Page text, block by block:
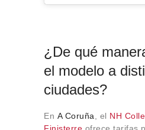
¿De qué
el modelo a
ciudades?
En A Coruña , el NH
Finisterre ofrece tarifas